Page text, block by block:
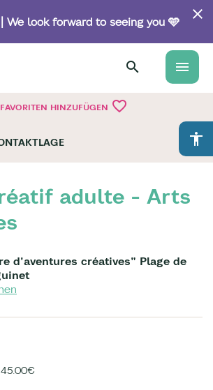
We look forward to seeing you 🩵
menu
HINZUFÜGEN favorite_border
accessibility
LAGE
adulte - Arts
d'aventures créatives" Plage de